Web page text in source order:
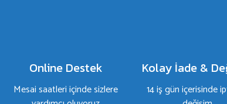
Online Destek
Mesai saatleri içinde sizlere
Kolay İade &
14 iş gün içerisinde